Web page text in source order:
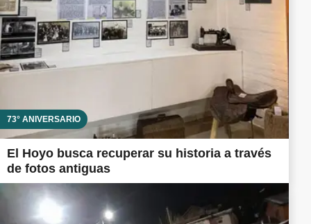
73° ANIVERSARIO
El Hoyo busca recuperar su historia a través
de fotos antiguas